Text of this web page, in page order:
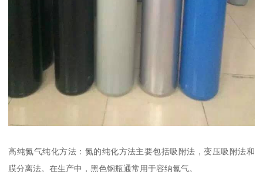
高纯氮气纯化方法：氮的纯化方法主要包括吸附法，变压吸附法和
膜分离法。在生产中，黑色钢瓶通常用于容纳氮气。